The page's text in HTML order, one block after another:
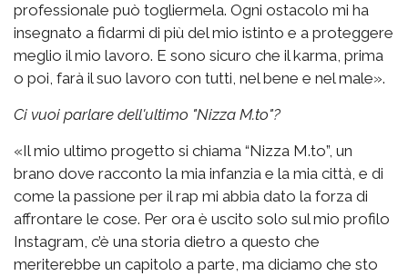
professionale può togliermela. Ogni ostacolo mi ha
insegnato a fidarmi di più del mio istinto e a proteggere
meglio il mio lavoro. E sono sicuro che il karma, prima
o poi, farà il suo lavoro con tutti, nel bene e nel male».
Ci vuoi parlare dell'ultimo "Nizza M.to"?
«Il mio ultimo progetto si chiama “Nizza M.to”, un
brano dove racconto la mia infanzia e la mia città, e di
come la passione per il rap mi abbia dato la forza di
affrontare le cose. Per ora è uscito solo sul mio profilo
Instagram, c’è una storia dietro a questo che
meriterebbe un capitolo a parte, ma diciamo che sto